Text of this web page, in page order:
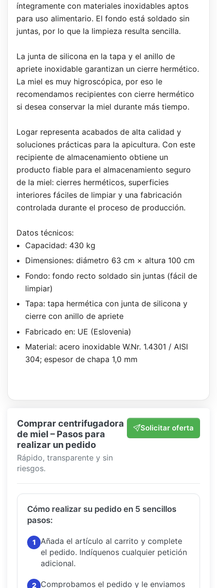
íntegramente con materiales inoxidables aptos
para uso alimentario. El fondo está soldado sin
juntas, por lo que la limpieza resulta sencilla.
La junta de silicona en la tapa y el anillo de
apriete inoxidable garantizan un cierre hermético.
La miel es muy higroscópica, por eso le
recomendamos recipientes con cierre hermético
si desea conservar la miel durante más tiempo.
Logar representa acabados de alta calidad y
soluciones prácticas para la apicultura. Con este
recipiente de almacenamiento obtiene un
producto fiable para el almacenamiento seguro
de la miel: cierres herméticos, superficies
interiores fáciles de limpiar y una fabricación
controlada durante el proceso de producción.
Datos técnicos:
Capacidad: 430 kg
Dimensiones: diámetro 63 cm × altura 100 cm
Fondo: fondo recto soldado sin juntas (fácil de
limpiar)
Tapa: tapa hermética con junta de silicona y
cierre con anillo de apriete
Fabricado en: UE (Eslovenia)
Material: acero inoxidable W.Nr. 1.4301 / AISI
304; espesor de chapa 1,0 mm
Comprar centrifugadora
de miel – Pasos para
realizar un pedido
Rápido, transparente y sin
riesgos.
Solicitar oferta
Cómo realizar su pedido en 5 sencillos
pasos:
1
Añada el artículo al carrito y complete
el pedido. Indíquenos cualquier petición
adicional.
2 Comprobamos el pedido y le enviamos